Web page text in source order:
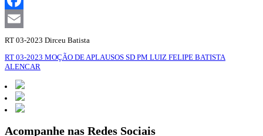
Facebook
Email
RT 03-2023 Dirceu Batista
RT 03-2023 MOÇÃO DE APLAUSOS SD PM LUIZ FELIPE BATISTA
ALENCAR
Acompanhe nas Redes Sociais